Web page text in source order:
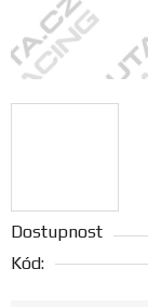
Doprava
a
katalogy
Dostupnost
Kód: